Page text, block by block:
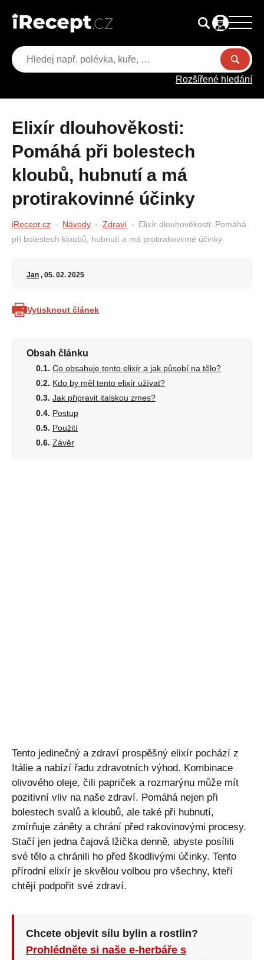
Rozšířené hledání
Elixír dlouhověkosti:
Pomáhá při bolestech
kloubů, hubnutí a má
protirakovinné účinky
iRecept.cz Návody Zdraví
Elixír dlouhověkosti: Pomáhá
při bolestech kloubů, hubnutí a má protirakovinné účinky
Jan , 05. 02. 2025
Vytisknout článek
Obsah článku
Co obsahuje tento elixír a jak působí na tělo?
Kdo by měl tento elixír užívat?
Jak připravit italskou zmes?
Postup
Použití
Závěr
Tento jedinečný a zdraví prospěšný elixír pochází z
Itálie a nabízí řadu zdravotních výhod. Kombinace
olivového oleje, čili papriček a rozmarýnu může mít
pozitivní vliv na naše zdraví. Pomáhá nejen při
bolestech svalů a kloubů, ale také při hubnutí,
zmírňuje záněty a chrání před rakovinovými procesy.
Stačí jen jedna čajová lžička denně, abyste posílili
své tělo a chránili ho před škodlivými účinky. Tento
přírodní elixír je skvělou volbou pro všechny, kteří
chtějí podpořit své zdraví.
Chcete objevit sílu bylin a rostlin?
Prohlédněte si naše e-herbáře s